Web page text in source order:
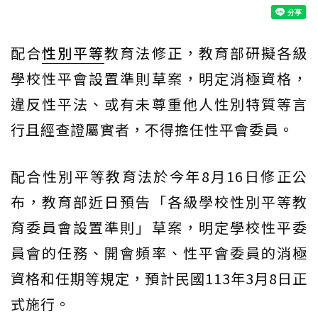
配合性別平等教育法修正，教育部研擬各級
學校性平會設置準則草案，明定消極資格，
違反性平法、或有未尊重他人性別特質等言
行且經查證屬實者，不得擔任性平會委員。
配合性別平等教育法於今年8月16日修正公
布，教育部近日預告「各級學校性別平等教
育委員會設置準則」草案，明定學校性平委
員會的任務、開會頻率、性平會委員的消極
資格和任期等規定，預計民國113年3月8日正
式施行。